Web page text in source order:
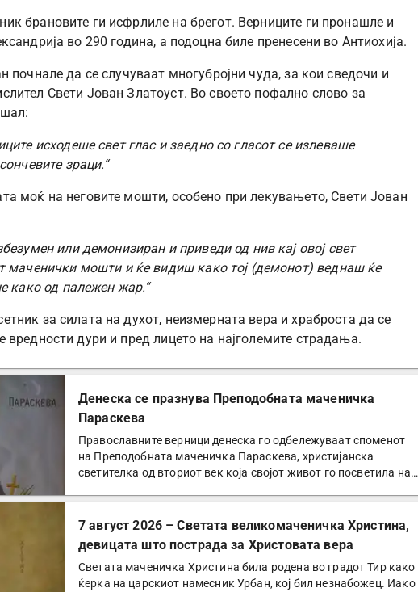
брановите ги исфрлиле на брегот. Верниците ги пронашле и
во 290 година, а подоцна биле пренесени во Антиохија.
почнале да се случуваат многубројни чуда, за кои сведочи и
Свети Јован Златоуст. Во своето пофално слово за
исходеше свет глас и заедно со гласот се излеваше
зраци.“
моќ на неговите мошти, особено при лекувањето, Свети Јован
или демонизиран и приведи од нив кај овој свет
маченички мошти и ќе видиш како тој (демонот) веднаш ќе
како од палежен жар.“
за силата на духот, неизмерната вера и храброста да се
вредности дури и пред лицето на најголемите страдања.
Денеска се празнува Преподобната маченичка
Параскева
Православните верници денеска го одбележуваат споменот
на Преподобната маченичка Параскева, христијанска
светителка од вториот век која својот живот го посветила на…
7 август 2026 – Светата великомаченичка Христина,
девицата што пострада за Христовата вера
Светата маченичка Христина била родена во градот Тир како
ќерка на царскиот намесник Урбан, кој бил незнабожец. Иако